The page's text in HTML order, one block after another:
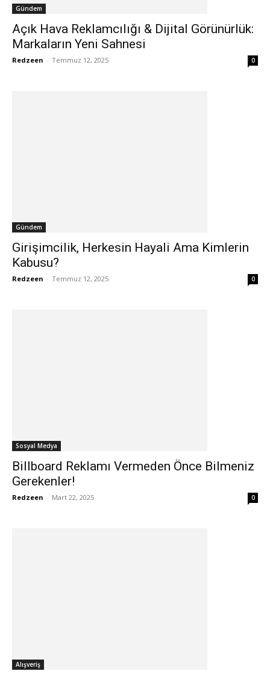
Gündem
Açık Hava Reklamcılığı & Dijital Görünürlük:
Markaların Yeni Sahnesi
Redzeen - Temmuz 12, 2025 0
Gündem
Girişimcilik, Herkesin Hayali Ama Kimlerin
Kabusu?
Redzeen - Temmuz 12, 2025 0
Sosyal Medya
Billboard Reklamı Vermeden Önce Bilmeniz
Gerekenler!
Redzeen - Mart 22, 2025 0
Alışveriş